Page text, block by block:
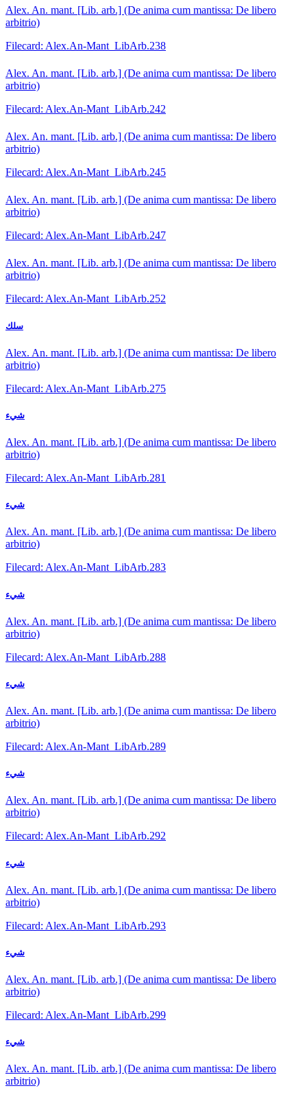
Alex. An. mant. [Lib. arb.] (De anima cum mantissa: De libero
arbitrio)
Filecard: Alex.An-Mant_LibArb.238
Alex. An. mant. [Lib. arb.] (De anima cum mantissa: De libero
arbitrio)
Filecard: Alex.An-Mant_LibArb.242
Alex. An. mant. [Lib. arb.] (De anima cum mantissa: De libero
arbitrio)
Filecard: Alex.An-Mant_LibArb.245
Alex. An. mant. [Lib. arb.] (De anima cum mantissa: De libero
arbitrio)
Filecard: Alex.An-Mant_LibArb.247
Alex. An. mant. [Lib. arb.] (De anima cum mantissa: De libero
arbitrio)
Filecard: Alex.An-Mant_LibArb.252
سلك
Alex. An. mant. [Lib. arb.] (De anima cum mantissa: De libero
arbitrio)
Filecard: Alex.An-Mant_LibArb.275
شيء
Alex. An. mant. [Lib. arb.] (De anima cum mantissa: De libero
arbitrio)
Filecard: Alex.An-Mant_LibArb.281
شيء
Alex. An. mant. [Lib. arb.] (De anima cum mantissa: De libero
arbitrio)
Filecard: Alex.An-Mant_LibArb.283
شيء
Alex. An. mant. [Lib. arb.] (De anima cum mantissa: De libero
arbitrio)
Filecard: Alex.An-Mant_LibArb.288
شيء
Alex. An. mant. [Lib. arb.] (De anima cum mantissa: De libero
arbitrio)
Filecard: Alex.An-Mant_LibArb.289
شيء
Alex. An. mant. [Lib. arb.] (De anima cum mantissa: De libero
arbitrio)
Filecard: Alex.An-Mant_LibArb.292
شيء
Alex. An. mant. [Lib. arb.] (De anima cum mantissa: De libero
arbitrio)
Filecard: Alex.An-Mant_LibArb.293
شيء
Alex. An. mant. [Lib. arb.] (De anima cum mantissa: De libero
arbitrio)
Filecard: Alex.An-Mant_LibArb.299
شيء
Alex. An. mant. [Lib. arb.] (De anima cum mantissa: De libero
arbitrio)